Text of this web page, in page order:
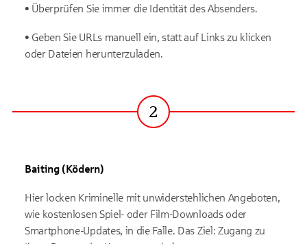
• Überprüfen Sie immer die Identität des Absenders.
• Geben Sie URLs manuell ein, statt auf Links zu klicken
oder Dateien herunterzuladen.
Schritt
2
Baiting (Ködern)
Hier locken Kriminelle mit unwiderstehlichen Angeboten,
wie kostenlosen Spiel- oder Film-Downloads oder
Smartphone-Updates, in die Falle. Das Ziel: Zugang zu